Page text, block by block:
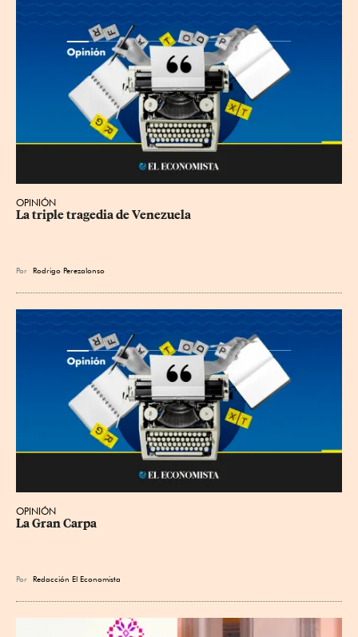
OPINIÓN
La triple tragedia de Venezuela
Por Rodrigo Perezalonso
OPINIÓN
La Gran Carpa
Por Redacción El Economista